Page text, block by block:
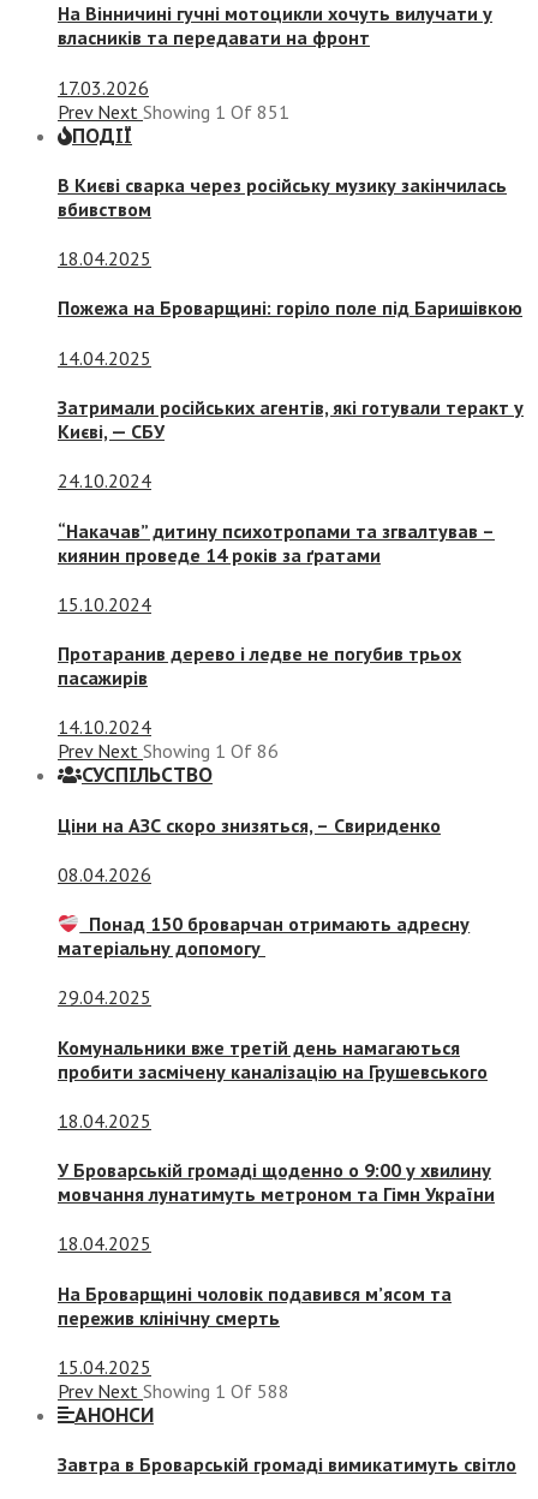
На Вінничині гучні мотоцикли хочуть вилучати у
власників та передавати на фронт
17.03.2026
Prev Next Showing 1 Of 851
ПОДІЇ
В Києві сварка через російську музику закінчилась
вбивством
18.04.2025
Пожежа на Броварщині: горіло поле під Баришівкою
14.04.2025
Затримали російських агентів, які готували теракт у
Києві, — СБУ
24.10.2024
“Накачав” дитину психотропами та згвалтував –
киянин проведе 14 років за ґратами
15.10.2024
Протаранив дерево і ледве не погубив трьох
пасажирів
14.10.2024
Prev Next Showing 1 Of 86
СУСПIЛЬСТВО
Ціни на АЗС скоро знизяться, – Свириденко
08.04.2026
Понад 150 броварчан отримають адресну
матеріальну допомогу
29.04.2025
Комунальники вже третій день намагаються
пробити засмічену каналізацію на Грушевського
18.04.2025
У Броварській громаді щоденно о 9:00 у хвилину
мовчання лунатимуть метроном та Гімн України
18.04.2025
На Броварщині чоловік подавився м’ясом та
пережив клінічну смерть
15.04.2025
Prev Next Showing 1 Of 588
АНОНСИ
Завтра в Броварській громаді вимикатимуть світло